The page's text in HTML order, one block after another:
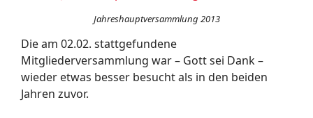
Jahreshauptversammlung 2013
Die am 02.02. stattgefundene
Mitgliederversammlung war – Gott sei Dank –
wieder etwas besser besucht als in den beiden
Jahren zuvor.